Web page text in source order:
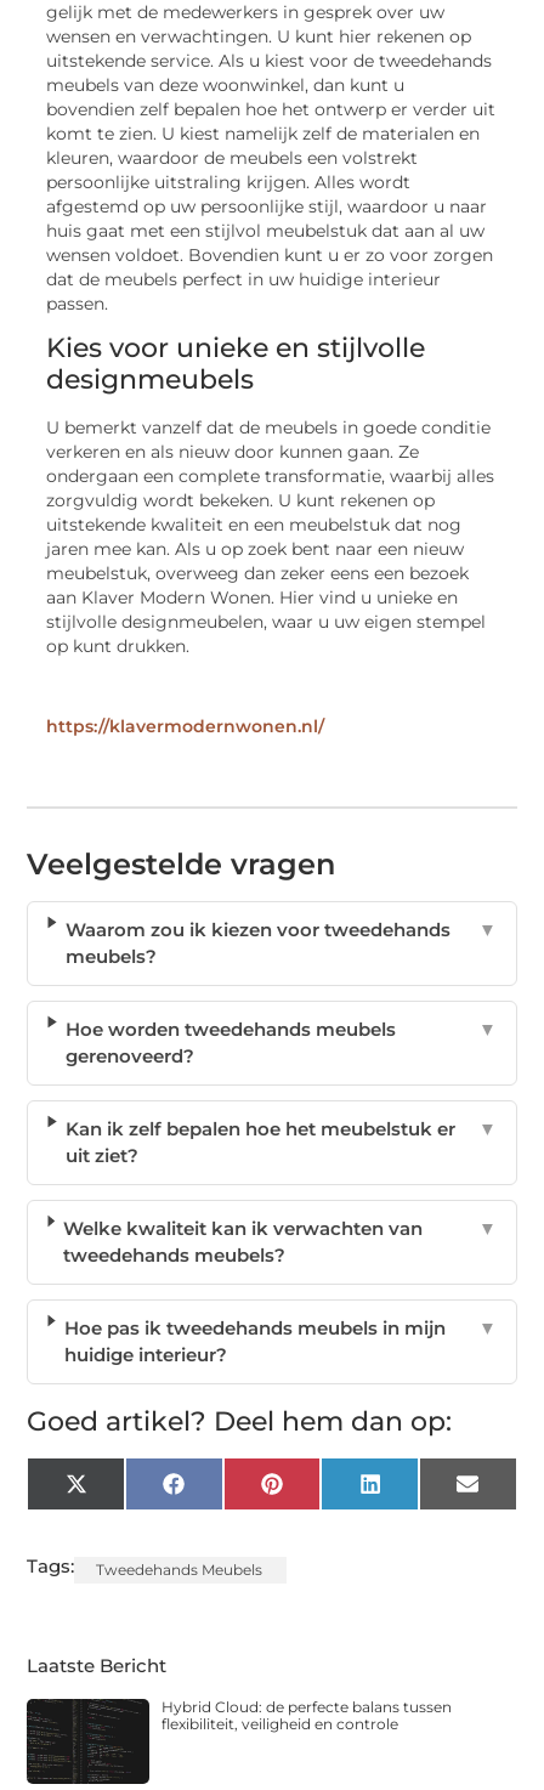
gelijk met de medewerkers in gesprek over uw
wensen en verwachtingen. U kunt hier rekenen op
uitstekende service. Als u kiest voor de tweedehands
meubels van deze woonwinkel, dan kunt u
bovendien zelf bepalen hoe het ontwerp er verder uit
komt te zien. U kiest namelijk zelf de materialen en
kleuren, waardoor de meubels een volstrekt
persoonlijke uitstraling krijgen. Alles wordt
afgestemd op uw persoonlijke stijl, waardoor u naar
huis gaat met een stijlvol meubelstuk dat aan al uw
wensen voldoet. Bovendien kunt u er zo voor zorgen
dat de meubels perfect in uw huidige interieur
passen.
Kies voor unieke en stijlvolle
designmeubels
U bemerkt vanzelf dat de meubels in goede conditie
verkeren en als nieuw door kunnen gaan. Ze
ondergaan een complete transformatie, waarbij alles
zorgvuldig wordt bekeken. U kunt rekenen op
uitstekende kwaliteit en een meubelstuk dat nog
jaren mee kan. Als u op zoek bent naar een nieuw
meubelstuk, overweeg dan zeker eens een bezoek
aan Klaver Modern Wonen. Hier vind u unieke en
stijlvolle designmeubelen, waar u uw eigen stempel
op kunt drukken.
https://klavermodernwonen.nl/
Veelgestelde vragen
Waarom zou ik kiezen voor tweedehands
meubels?
▼
Hoe worden tweedehands meubels
gerenoveerd?
▼
Kan ik zelf bepalen hoe het meubelstuk er
uit ziet?
▼
Welke kwaliteit kan ik verwachten van
tweedehands meubels?
▼
Hoe pas ik tweedehands meubels in mijn
huidige interieur?
▼
Goed artikel? Deel hem dan op:
X
(Twitter)
FacebookPinterest LinkedIn Email
Tags: Tweedehands Meubels
Laatste Bericht
Hybrid Cloud: de perfecte balans tussen
flexibiliteit, veiligheid en controle